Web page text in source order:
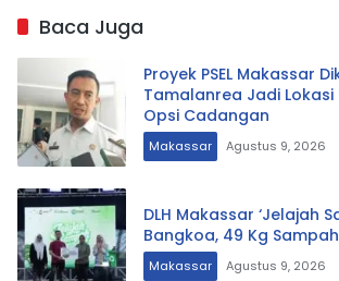
Baca Juga
Proyek PSEL Makassar
Tamalanrea Jadi
Opsi Cadangan
Makassar Agustus 9, 2026
DLH Makassar ‘Jelajah
Bangkoa, 49 Kg
Makassar Agustus 9, 2026